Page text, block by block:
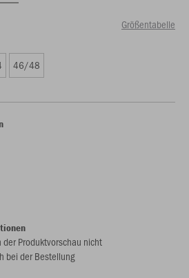
Größentabelle
46/48
der Produktvorschau nicht
bei der Bestellung